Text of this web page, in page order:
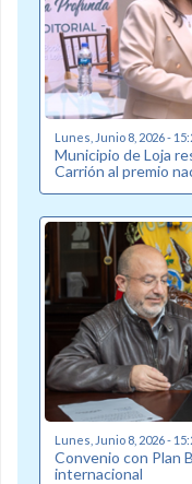
Lunes, Junio 8, 2026 -
Municipio de Loja
Carrión al premio
Lunes, Junio 8, 2026 -
Convenio con Plan
internacional